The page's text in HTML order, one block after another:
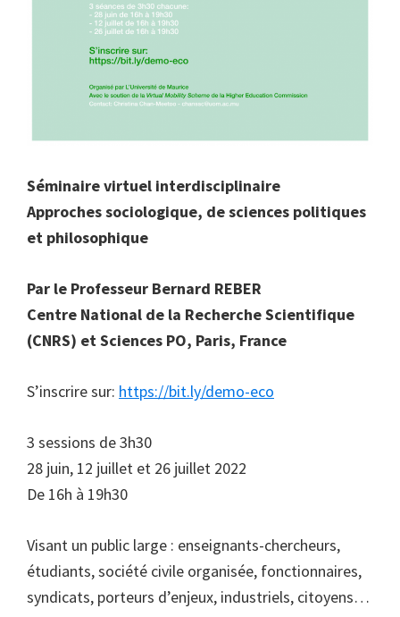
Séminaire virtuel interdisciplinaire
Approches sociologique, de sciences politiques
et philosophique
Par le Professeur Bernard REBER
Centre National de la Recherche Scientifique
(CNRS) et Sciences PO, Paris, France
S’inscrire sur: https://bit.ly/demo-eco
3 sessions de 3h30
28 juin, 12 juillet et 26 juillet 2022
De 16h à 19h30
Visant un public large : enseignants-chercheurs,
étudiants, société civile organisée, fonctionnaires,
syndicats, porteurs d’enjeux, industriels, citoyens…